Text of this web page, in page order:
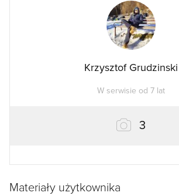
Krzysztof Grudzinski
W serwisie od 7 lat
3zdjęcia
Materiały użytkownika